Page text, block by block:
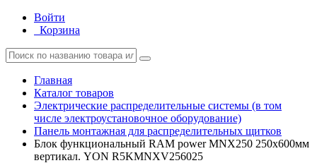
Войти
Корзина
Главная
Каталог товаров
Электрические распределительные системы (в том
числе электроустановочное оборудование)
Панель монтажная для распределительных щитков
Блок функциональный RAM power MNX250 250х600мм
вертикал. YON R5KMNXV256025